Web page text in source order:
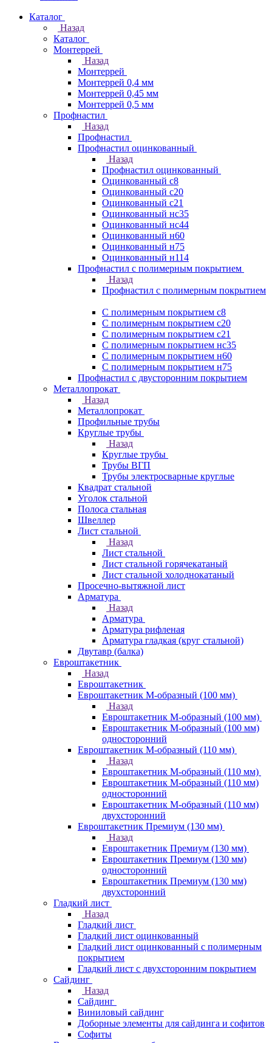
Каталог
Назад
Каталог
Монтеррей
Назад
Монтеррей
Монтеррей 0,4 мм
Монтеррей 0,45 мм
Монтеррей 0,5 мм
Профнастил
Назад
Профнастил
Профнастил оцинкованный
Назад
Профнастил оцинкованный
Оцинкованный с8
Оцинкованный с20
Оцинкованный с21
Оцинкованный нс35
Оцинкованный нс44
Оцинкованный н60
Оцинкованный н75
Оцинкованный н114
Профнастил с полимерным покрытием
Назад
Профнастил с полимерным покрытием
С полимерным покрытием с8
С полимерным покрытием с20
С полимерным покрытием с21
С полимерным покрытием нс35
С полимерным покрытием н60
С полимерным покрытием н75
Профнастил с двусторонним покрытием
Металлопрокат
Назад
Металлопрокат
Профильные трубы
Круглые трубы
Назад
Круглые трубы
Трубы ВГП
Трубы электросварные круглые
Квадрат стальной
Уголок стальной
Полоса стальная
Швеллер
Лист стальной
Назад
Лист стальной
Лист стальной горячекатаный
Лист стальной холоднокатаный
Просечно-вытяжной лист
Арматура
Назад
Арматура
Арматура рифленая
Арматура гладкая (круг стальной)
Двутавр (балка)
Евроштакетник
Назад
Евроштакетник
Евроштакетник М-образный (100 мм)
Назад
Евроштакетник М-образный (100 мм)
Евроштакетник М-образный (100 мм)
односторонний
Евроштакетник М-образный (110 мм)
Назад
Евроштакетник М-образный (110 мм)
Евроштакетник М-образный (110 мм)
односторонний
Евроштакетник М-образный (110 мм)
двухсторонний
Евроштакетник Премиум (130 мм)
Назад
Евроштакетник Премиум (130 мм)
Евроштакетник Премиум (130 мм)
односторонний
Евроштакетник Премиум (130 мм)
двухсторонний
Гладкий лист
Назад
Гладкий лист
Гладкий лист оцинкованный
Гладкий лист оцинкованный с полимерным
покрытием
Гладкий лист с двухсторонним покрытием
Сайдинг
Назад
Сайдинг
Виниловый сайдинг
Доборные элементы для сайдинга и софитов
Софиты